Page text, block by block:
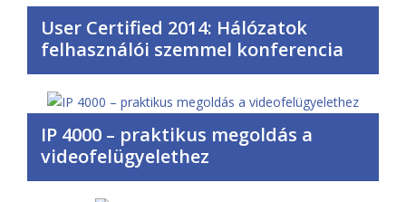
User Certified 2014: Hálózatok
felhasználói szemmel konferencia
IP 4000 – praktikus megoldás a
videofelügyelethez